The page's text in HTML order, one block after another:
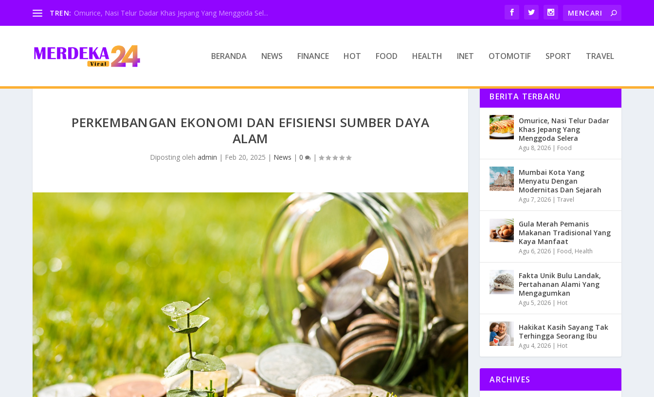
TREN: Omurice, Nasi Telur Dadar Khas Jepang Yang Menggoda Sel...
BERANDA NEWS FINANCE HOT FOOD HEALTH INET OTOMOTIF SPORT TRAVEL
PERKEMBANGAN EKONOMI DAN EFISIENSI SUMBER DAYA
ALAM
Diposting olehadmin | Feb 20, 2025 | News |0 |
BERITA TERBARU
Omurice, Nasi Telur Dadar
Khas Jepang Yang
Menggoda Selera
Agu 8, 2026 | Food
Mumbai Kota Yang
Menyatu Dengan
Modernitas Dan Sejarah
Agu 7, 2026 |Travel
Gula Merah Pemanis
Makanan Tradisional Yang
Kaya Manfaat
Agu 6, 2026 | Food, Health
Fakta Unik Bulu Landak,
Pertahanan Alami Yang
Mengagumkan
Agu 5, 2026 | Hot
Hakikat Kasih Sayang Tak
Terhingga Seorang Ibu
Agu 4, 2026 | Hot
ARCHIVES